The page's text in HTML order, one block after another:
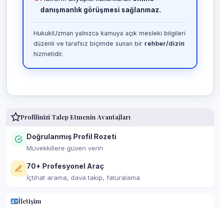
danışmanlık görüşmesi sağlanmaz.
HukukiUzman yalnızca kamuya açık mesleki bilgileri
düzenli ve tarafsız biçimde sunan bir rehber/dizin
hizmetidir.
Profilinizi Talep Etmenin Avantajları
Doğrulanmış Profil Rozeti
Müvekkillere güven verin
70+ Profesyonel Araç
İçtihat arama, dava takip, faturalama
İletişim